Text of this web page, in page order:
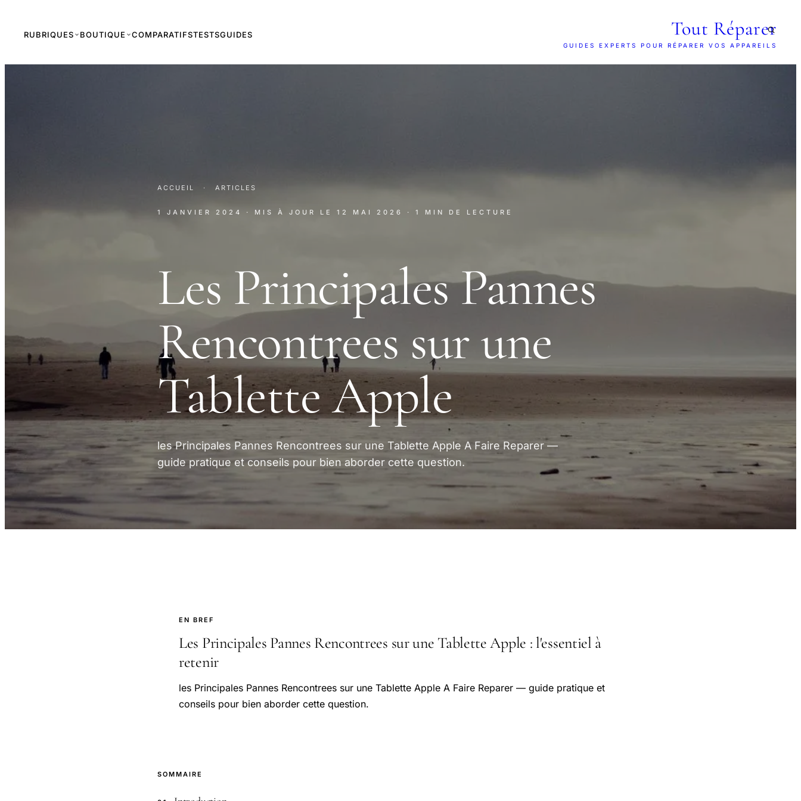
RUBRIQUES BOUTIQUE COMPARATIFSTESTSGUIDES Tout Réparer
GUIDES EXPERTS POUR RÉPARER VOS APPAREILS
ACCUEIL · ARTICLES
1 JANVIER 2024 · MIS À JOUR LE 12 MAI 2026 · 1 MIN DE LECTURE
Les Principales Pannes
Rencontrees sur une
Tablette Apple
les Principales Pannes Rencontrees sur une Tablette Apple A Faire Reparer —
guide pratique et conseils pour bien aborder cette question.
EN BREF
Les Principales Pannes Rencontrees sur une Tablette Apple : l'essentiel à
retenir
les Principales Pannes Rencontrees sur une Tablette Apple A Faire Reparer — guide pratique et
conseils pour bien aborder cette question.
SOMMAIRE